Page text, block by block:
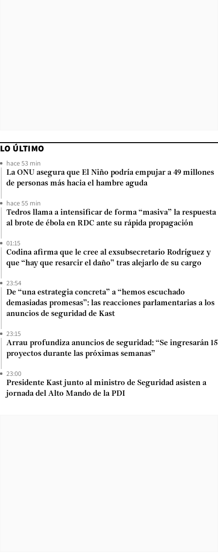
LO ÚLTIMO
hace 53 min
La ONU asegura que El Niño podría empujar a 49 millones
de personas más hacia el hambre aguda
hace 55 min
Tedros llama a intensificar de forma “masiva” la respuesta
al brote de ébola en RDC ante su rápida propagación
01:15
Codina afirma que le cree al exsubsecretario Rodríguez y
que “hay que resarcir el daño” tras alejarlo de su cargo
23:54
De “una estrategia concreta” a “hemos escuchado
demasiadas promesas”: las reacciones parlamentarias a los
anuncios de seguridad de Kast
23:15
Arrau profundiza anuncios de seguridad: “Se ingresarán 15
proyectos durante las próximas semanas”
23:00
Presidente Kast junto al ministro de Seguridad asisten a
jornada del Alto Mando de la PDI